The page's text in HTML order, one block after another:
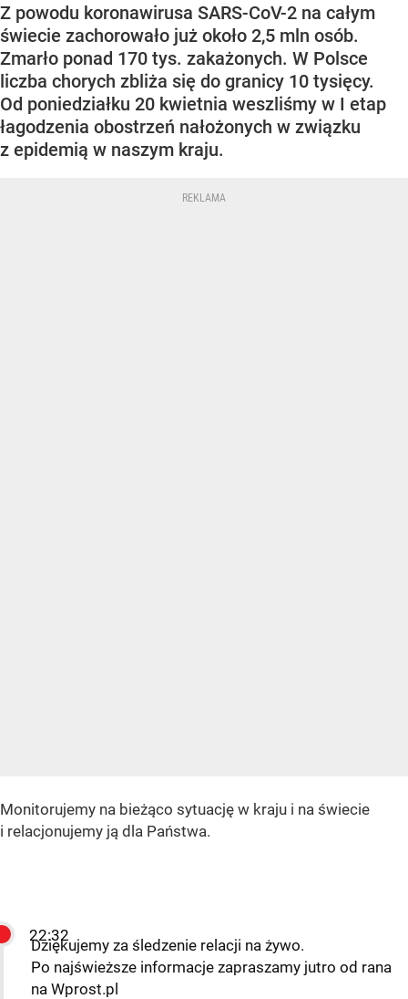
Z powodu koronawirusa SARS-CoV-2 na całym
świecie zachorowało już około 2,5 mln osób.
Zmarło ponad 170 tys. zakażonych. W Polsce
liczba chorych zbliża się do granicy 10 tysięcy.
Od poniedziałku 20 kwietnia weszliśmy w I etap
łagodzenia obostrzeń nałożonych w związku
z epidemią w naszym kraju.
Monitorujemy na bieżąco sytuację w kraju i na świecie
i relacjonujemy ją dla Państwa.
22:32
Dziękujemy za śledzenie relacji na żywo.
Po najświeższe informacje zapraszamy jutro od rana
na Wprost.pl